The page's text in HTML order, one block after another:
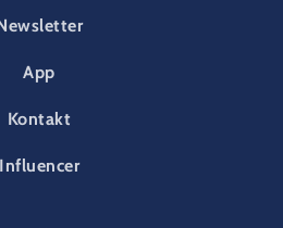
FOOTER-PARK
App
Kontakt
Influencer